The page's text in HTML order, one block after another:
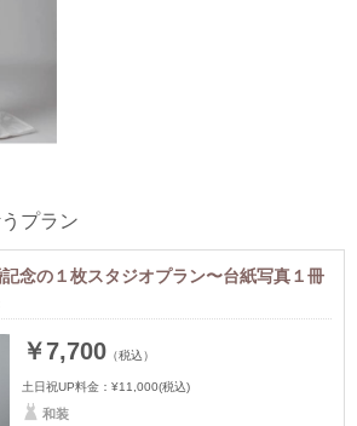
プラン
記念の１枚スタジオプラン〜台紙写真１冊
￥7,700 （税込）
土日祝UP料金： ¥11,000(税込)
和装